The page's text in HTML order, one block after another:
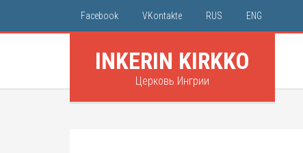
Facebook VKontakte RUS ENG
INKERIN KIRKKO
Церковь Ингрии